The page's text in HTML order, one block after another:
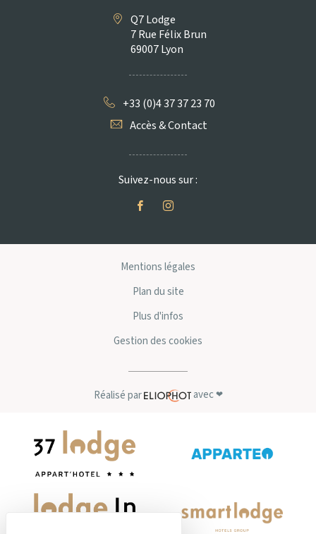
Q7 Lodge
7 Rue Félix Brun
69007 Lyon
+33 (0)4 37 37 23 70
Accès & Contact
Suivez-nous sur :
Mentions légales
Plan du site
Plus d'infos
Gestion des cookies
Réalisé par avec ❤